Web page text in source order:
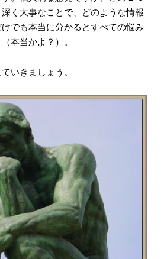
く大事なことで、どのような情報
でも本当に分かるとすべての悩み
本当かよ？）。
いきましょう。